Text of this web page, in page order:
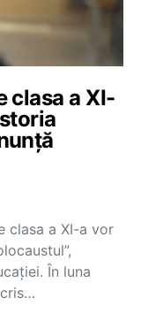
clasa a XI-
clasa a XI-a vor
În luna